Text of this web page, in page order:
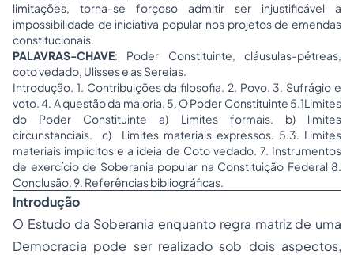
limitações, torna-se forçoso admitir ser injustificável a
impossibilidade de iniciativa popular nos projetos de emendas
constitucionais.
PALAVRAS-CHAVE: Poder Constituinte, cláusulas-pétreas,
coto vedado, Ulisses e as Sereias.
Introdução. 1. Contribuições da filosofia. 2. Povo. 3. Sufrágio e
voto. 4. A questão da maioria. 5. O Poder Constituinte 5.1Limites
do Poder Constituinte a) Limites formais. b) limites
circunstanciais. c) Limites materiais expressos. 5.3. Limites
materiais implícitos e a ideia de Coto vedado. 7. Instrumentos
de exercício de Soberania popular na Constituição Federal 8.
Conclusão. 9. Referências bibliográficas.
Introdução
O Estudo da Soberania enquanto regra matriz de uma
Democracia pode ser realizado sob dois aspectos,